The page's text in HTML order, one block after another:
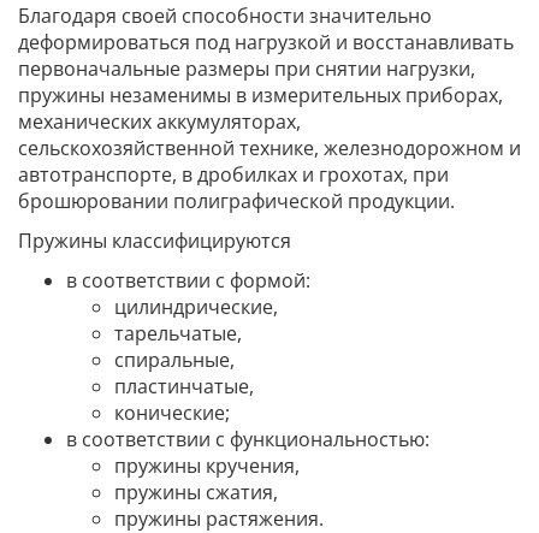
Благодаря своей способности значительно
деформироваться под нагрузкой и восстанавливать
первоначальные размеры при снятии нагрузки,
пружины незаменимы в измерительных приборах,
механических аккумуляторах,
сельскохозяйственной технике, железнодорожном и
автотранспорте, в дробилках и грохотах, при
брошюровании полиграфической продукции.
Пружины классифицируются
в соответствии с формой:
цилиндрические,
тарельчатые,
спиральные,
пластинчатые,
конические;
в соответствии с функциональностью:
пружины кручения,
пружины сжатия,
пружины растяжения.